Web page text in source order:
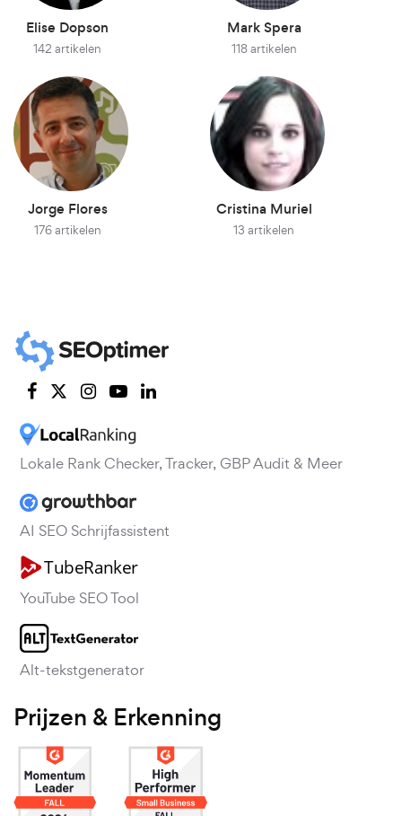
Elise Dopson
142 artikelen
Mark Spera
118 artikelen
Jorge Flores
176 artikelen
Cristina Muriel
13 artikelen
Lokale Rank Checker, Tracker, GBP Audit & Meer
AI SEO Schrijfassistent
YouTube SEO Tool
Alt-tekstgenerator
Prijzen & Erkenning